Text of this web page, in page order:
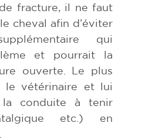
fracture, il ne faut
cheval afin d’éviter
qui
et pourrait la
ouverte. Le plus
le vétérinaire et lui
conduite à tenir
etc.) en